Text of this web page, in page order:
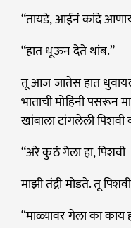
“तायडे, आईनं कांदे
“हात धूऊन देते थांब.”
तू आज जातेस हात
भाताची मोहिनी पसरून
खांबाला टांगलेली
“अरे कुठं गेला हा, पिशवी
माझी तंद्री मोडते. तू
“माळ्यावर गेला का काय